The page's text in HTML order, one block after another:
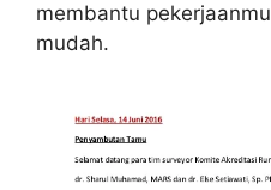
membantu
mudah.